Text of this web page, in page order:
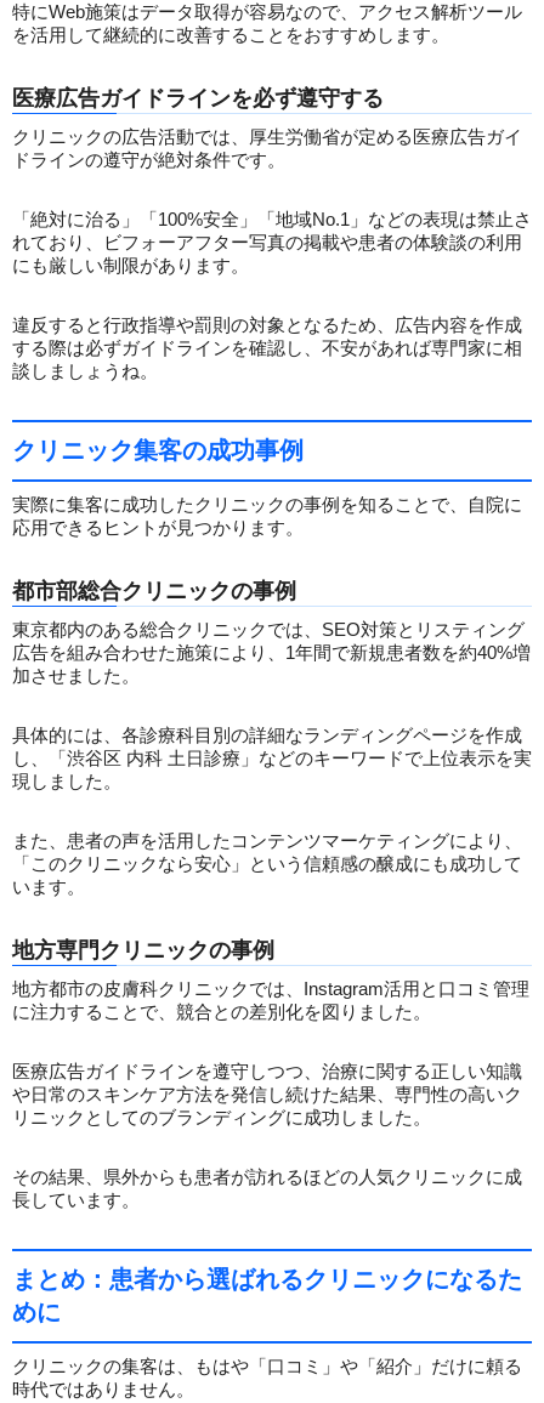
特にWeb施策はデータ取得が容易なので、アクセス解析ツール
を活用して継続的に改善することをおすすめします。
医療広告ガイドラインを必ず遵守する
クリニックの広告活動では、厚生労働省が定める医療広告ガイ
ドラインの遵守が絶対条件です。
「絶対に治る」「100%安全」「地域No.1」などの表現は禁止さ
れており、ビフォーアフター写真の掲載や患者の体験談の利用
にも厳しい制限があります。
違反すると行政指導や罰則の対象となるため、広告内容を作成
する際は必ずガイドラインを確認し、不安があれば専門家に相
談しましょうね。
クリニック集客の成功事例
実際に集客に成功したクリニックの事例を知ることで、自院に
応用できるヒントが見つかります。
都市部総合クリニックの事例
東京都内のある総合クリニックでは、SEO対策とリスティング
広告を組み合わせた施策により、1年間で新規患者数を約40%増
加させました。
具体的には、各診療科目別の詳細なランディングページを作成
し、「渋谷区 内科 土日診療」などのキーワードで上位表示を実
現しました。
また、患者の声を活用したコンテンツマーケティングにより、
「このクリニックなら安心」という信頼感の醸成にも成功して
います。
地方専門クリニックの事例
地方都市の皮膚科クリニックでは、Instagram活用と口コミ管理
に注力することで、競合との差別化を図りました。
医療広告ガイドラインを遵守しつつ、治療に関する正しい知識
や日常のスキンケア方法を発信し続けた結果、専門性の高いク
リニックとしてのブランディングに成功しました。
その結果、県外からも患者が訪れるほどの人気クリニックに成
長しています。
まとめ：患者から選ばれるクリニックになるた
めに
クリニックの集客は、もはや「口コミ」や「紹介」だけに頼る
時代ではありません。